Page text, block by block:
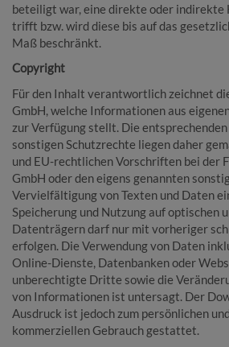
beteiligt war, eine direkte oder indirekte
trifft bzw. wird diese bis auf das
Maß beschränkt.
Copyright
Für den Inhalt verantwortlich zeichnet
GmbH, welche Informationen aus
zur Verfügung stellt. Die
sonstigen Schutzrechte liegen daher
und EU-rechtlichen Vorschriften bei der
GmbH oder den eigens genannten
Vervielfältigung von Texten und Daten
Speicherung und Nutzung auf optischen
Datenträgern darf nur mit vorheriger
erfolgen. Die Verwendung von Daten
Online-Dienste, Datenbanken oder
unberechtigte Dritte sowie die
von Informationen ist untersagt. Der
Ausdruck ist jedoch zum persönlichen
kommerziellen Gebrauch gestattet.